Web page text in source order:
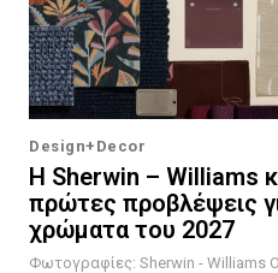
Design+Decor
Η Sherwin – Williams
πρώτες προβλέψεις
χρώματα του 2027
Φωτογραφίες: Sherwin - Williams Ο ετήσιος